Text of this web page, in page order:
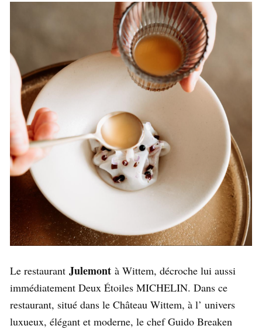
Le restaurant Julemont à Wittem, décroche lui aussi
immédiatement Deux Étoiles MICHELIN. Dans ce
restaurant, situé dans le Château Wittem, à l’ univers
luxueux, élégant et moderne, le chef Guido Breaken